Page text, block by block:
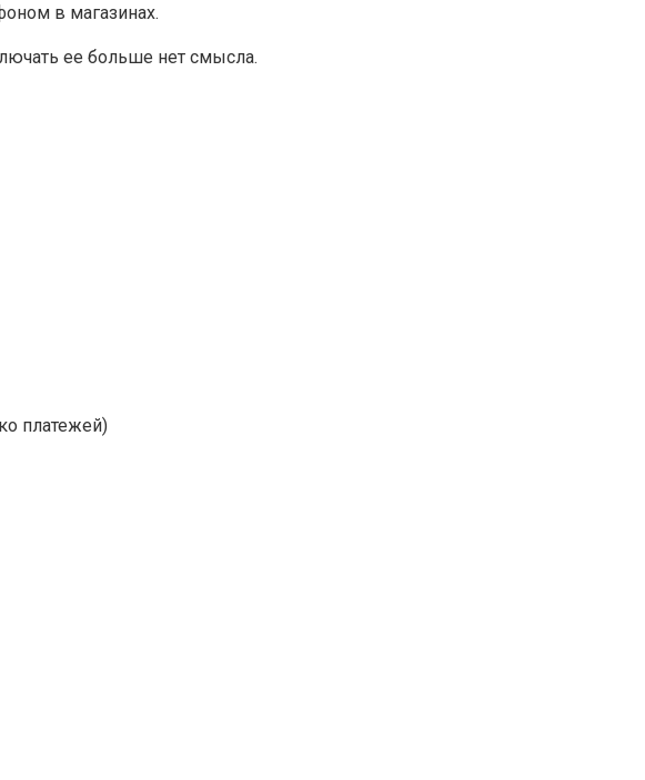
в магазинах.
ее больше нет смысла.
платежей)